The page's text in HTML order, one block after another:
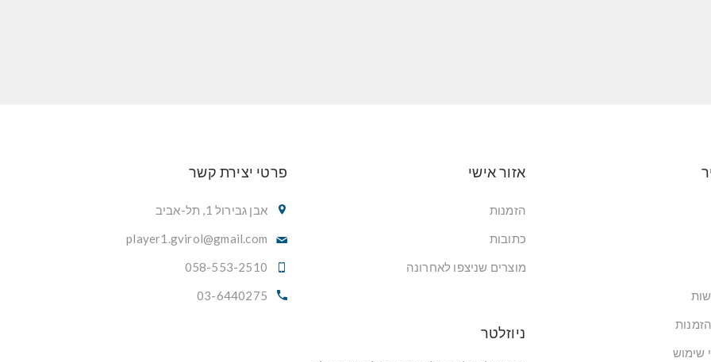
שימוש
אזור אישי
הזמנות
כתובות
מוצרים שניצפו לאחרונה
פרטי יצירת קשר
אבן גבירול 1, תל-אביב
player1.gvirol@gmail.com
058-553-2510
03-6440275
ניוזלטר